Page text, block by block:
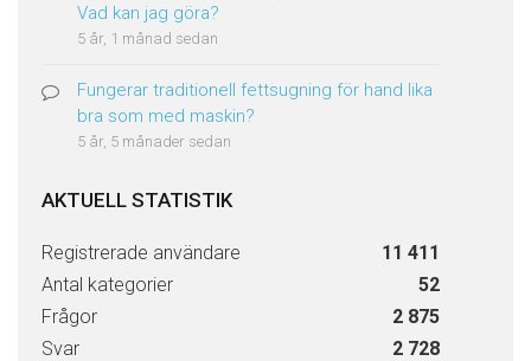
Vad kan jag göra?
5 år, 1 månad sedan
Fungerar traditionell fettsugning för hand lika
bra som med maskin?
5 år, 5 månader sedan
AKTUELL STATISTIK
Registrerade användare
11 411
Antal kategorier
52
Frågor
2 875
Svar
2 728